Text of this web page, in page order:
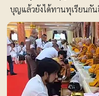
บุญแล้วยังได้ทานทุเรียนกัน